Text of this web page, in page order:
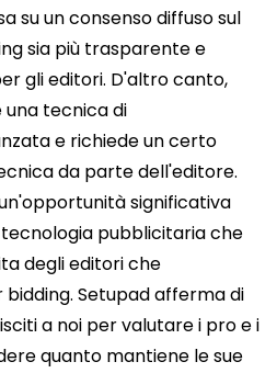
su un consenso diffuso sul
sia più trasparente e
gli editori. D'altro canto,
una tecnica di
e richiede un certo
da parte dell'editore.
significativa
tecnologia pubblicitaria che
degli editori che
Setupad afferma di
a noi per valutare i pro e i
quanto mantiene le sue